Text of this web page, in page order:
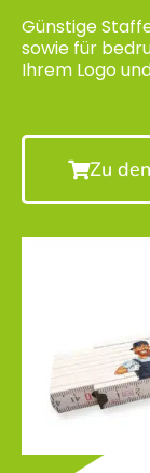
Günstige
sowie für
Ihrem Logo
Zu